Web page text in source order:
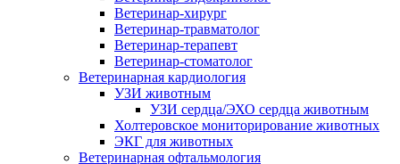
Ветеринар-хирург
Ветеринар-травматолог
Ветеринар-терапевт
Ветеринар-стоматолог
Ветеринарная кардиология
УЗИ животным
УЗИ сердца/ЭХО сердца животным
Холтеровское мониторирование животных
ЭКГ для животных
Ветеринарная офтальмология